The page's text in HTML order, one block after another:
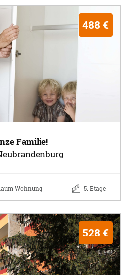
488 €
Familie!
Wohnung 5. Etage
528 €